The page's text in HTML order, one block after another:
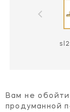
Вам не
продуманной